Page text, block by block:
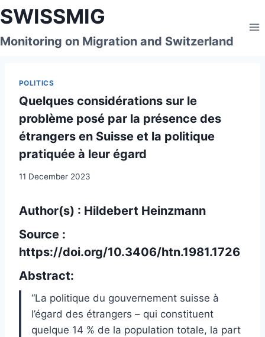
Skip
to
content
SWISSMIG
Monitoring on Migration and Switzerland
POLITICS
Quelques considérations sur le
problème posé par la présence des
étrangers en Suisse et la politique
pratiquée à leur égard
11 December 2023
Author(s) : Hildebert Heinzmann
Source :
https://doi.org/10.3406/htn.1981.1726
Abstract:
“La politique du gouvernement suisse à
l’égard des étrangers – qui constituent
quelque 14 % de la population totale, la part